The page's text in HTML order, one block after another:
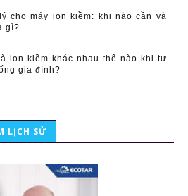
cho máy ion kiềm: khi nào cần và
gì?
ion kiềm khác nhau thế nào khi tư
gia đình?
LỊCH SỬ